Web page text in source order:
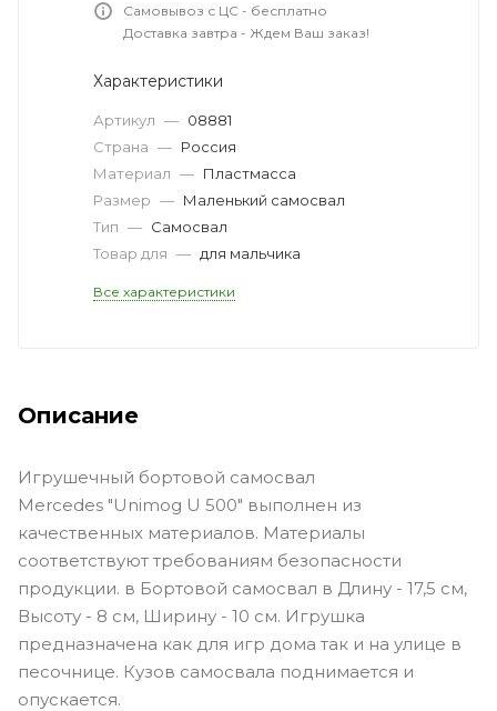
Самовывоз с ЦС - бесплатно
Доставка завтра - Ждем Ваш заказ!
Характеристики
Артикул — 08881
Страна — Россия
Материал — Пластмасса
Размер — Маленький самосвал
Тип — Самосвал
Товар для — для мальчика
Все характеристики
Описание
Игрушечный бортовой самосвал
Mercedes "Unimog U 500" выполнен из
качественных материалов. Материалы
соответствуют требованиям безопасности
продукции. в Бортовой самосвал в Длину - 17,5 см,
Высоту - 8 см, Ширину - 10 см. Игрушка
предназначена как для игр дома так и на улице в
песочнице. Кузов самосвала поднимается и
опускается.